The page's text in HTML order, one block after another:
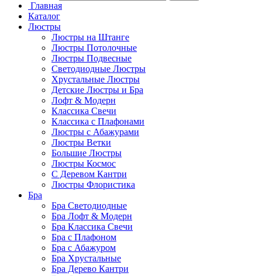
Главная
Каталог
Люстры
Люстры на Штанге
Люстры Потолочные
Люстры Подвесные
Светодиодные Люстры
Хрустальные Люстры
Детские Люстры и Бра
Лофт & Модерн
Классика Свечи
Классика с Плафонами
Люстры с Абажурами
Люстры Ветки
Большие Люстры
Люстры Космос
С Деревом Кантри
Люстры Флористика
Бра
Бра Светодиодные
Бра Лофт & Модерн
Бра Классика Свечи
Бра с Плафоном
Бра с Абажуром
Бра Хрустальные
Бра Дерево Кантри